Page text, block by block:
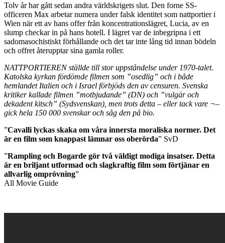
Tolv år har gått sedan andra världskrigets slut. Den forne SS-
officeren Max arbetar numera under falsk identitet som nattportier i
Wien när ett av hans offer från koncentrationslägret, Lucia, av en
slump checkar in på hans hotell. I lägret var de inbegripna i ett
sadomasochistiskt förhållande och det tar inte lång tid innan bödeln
och offret återupptar sina gamla roller.
NATTPORTIEREN ställde till stor uppståndelse under 1970-talet.
Katolska kyrkan fördömde filmen som ”osedlig” och i både
hemlandet Italien och i Israel förbjöds den av censuren. Svenska
kritiker kallade filmen ”motbjudande” (DN) och ”vulgär och
dekadent kitsch” (Sydsvenskan), men trots detta – eller tack vare ¬–
gick hela 150 000 svenskar och såg den på bio.
”Cavalli lyckas skaka om våra innersta moraliska normer. Det
är en film som knappast lämnar oss oberörda” SvD
”Rampling och Bogarde gör två väldigt modiga insatser. Detta
är en briljant utformad och slagkraftig film som förtjänar en
allvarlig omprövning”
All Movie Guide